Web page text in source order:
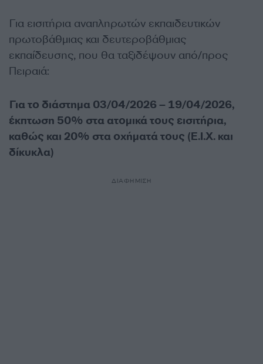
Για εισιτήρια αναπληρωτών εκπαιδευτικών
πρωτοβάθμιας και δευτεροβάθμιας
εκπαίδευσης, που θα ταξιδέψουν από/προς
Πειραιά:
Για το διάστημα 03/04/2026 – 19/04/2026,
έκπτωση 50% στα ατομικά τους εισιτήρια,
καθώς και 20% στα οχήματά τους (Ε.Ι.Χ. και
δίκυκλα)
ΔΙΑΦΗΜΙΣΗ